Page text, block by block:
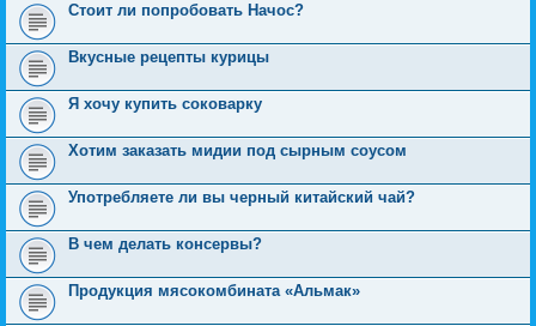
Стоит ли попробовать Начос?
Вкусные рецепты курицы
Я хочу купить соковарку
Хотим заказать мидии под сырным соусом
Употребляете ли вы черный китайский чай?
В чем делать консервы?
Продукция мясокомбината «Альмак»